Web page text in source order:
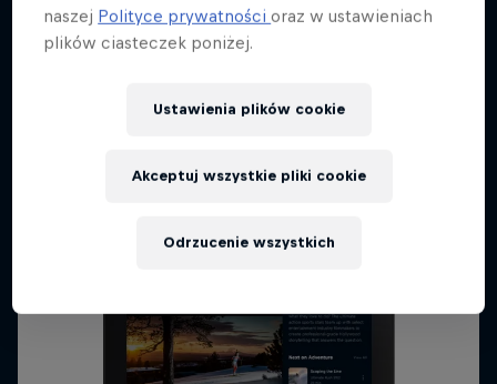
Android 7.1+
naszej Polityce prywatnościoraz w ustawieniach
plików ciasteczek poniżej.
Ustawienia plików cookie
Odrzucenie wszystkich
Akceptuj wszystkie pliki cookie